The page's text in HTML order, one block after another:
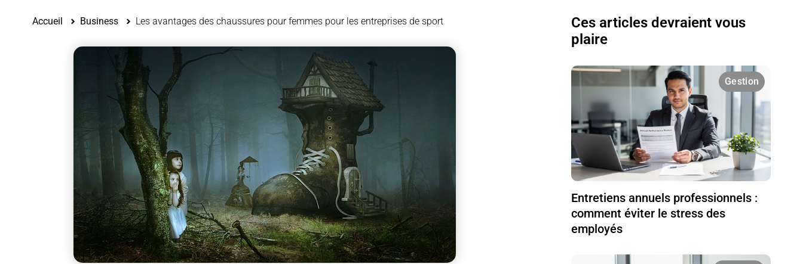
Accueil Business Les avantages des chaussures pour femmes pour les entreprises de sport
Ces articles devraient vous
plaire
Gestion
Entretiens annuels professionnels :
comment éviter le stress des
employés